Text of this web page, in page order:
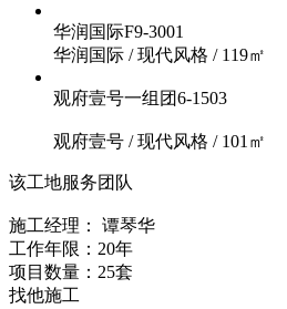
华润国际F9-3001
华润国际 /现代风格 / 119㎡
观府壹号一组团6-1503
观府壹号 /现代风格 / 101㎡
该工地服务团队
施工经理： 谭琴华
工作年限：20年
项目数量：25套
找他施工